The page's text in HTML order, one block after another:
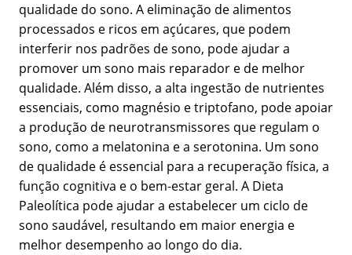
qualidade do sono. A eliminação de alimentos
processados e ricos em açúcares, que podem
interferir nos padrões de sono, pode ajudar a
promover um sono mais reparador e de melhor
qualidade. Além disso, a alta ingestão de nutrientes
essenciais, como magnésio e triptofano, pode apoiar
a produção de neurotransmissores que regulam o
sono, como a melatonina e a serotonina. Um sono
de qualidade é essencial para a recuperação física, a
função cognitiva e o bem-estar geral. A Dieta
Paleolítica pode ajudar a estabelecer um ciclo de
sono saudável, resultando em maior energia e
melhor desempenho ao longo do dia.